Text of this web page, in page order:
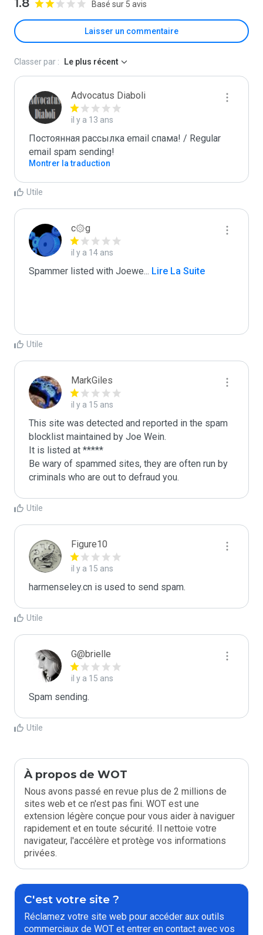
1.8 Basé sur 5 avis
Laisser un commentaire
Classer par : Le plus récent
Advocatus Diaboli
il y a 13 ans
Постоянная рассылка email спама! / Regular
email spam sending!
Montrer la traduction
Utile
c۞g
il y a 14 ans
Spammer listed with Joewe... Lire La Suite
Utile
MarkGiles
il y a 15 ans
This site was detected and reported in the spam
blocklist maintained by Joe Wein.
It is listed at *****
Be wary of spammed sites, they are often run by
criminals who are out to defraud you.
Utile
Figure10
il y a 15 ans
harmenseley.cn is used to send spam.
Utile
G@brielle
il y a 15 ans
Spam sending.
Utile
À propos de WOT
Nous avons passé en revue plus de 2 millions de
sites web et ce n'est pas fini. WOT est une
extension légère conçue pour vous aider à naviguer
rapidement et en toute sécurité. Il nettoie votre
navigateur, l'accélère et protège vos informations
privées.
C'est votre site ?
Réclamez votre site web pour accéder aux outils
commerciaux de WOT et entrer en contact avec vos